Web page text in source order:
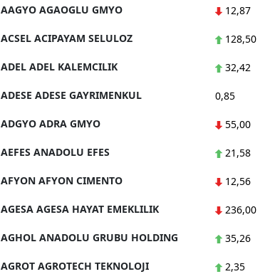
AAGYO AGAOGLU GMYO 12,87
ACSEL ACIPAYAM SELULOZ 128,50
ADEL ADEL KALEMCILIK 32,42
ADESE ADESE GAYRIMENKUL 0,85
ADGYO ADRA GMYO 55,00
AEFES ANADOLU EFES 21,58
AFYON AFYON CIMENTO 12,56
AGESA AGESA HAYAT EMEKLILIK 236,00
AGHOL ANADOLU GRUBU HOLDING 35,26
AGROT AGROTECH TEKNOLOJI 2,35